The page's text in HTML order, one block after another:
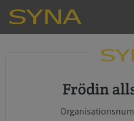
Frödin